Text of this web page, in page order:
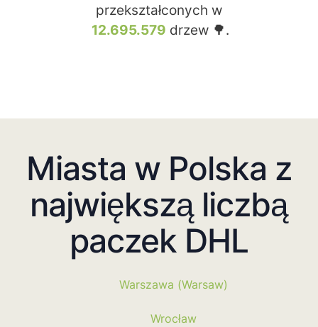
przekształconych w
12.695.579 drzew 🌳.
Miasta w Polska z
największą liczbą
paczek DHL
Warszawa (Warsaw)
Wrocław